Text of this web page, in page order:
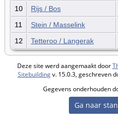
10
Rijs / Bos
11
Stein / Masselink
12
Tetteroo / Langerak
Deze site werd aangemaakt door
Sitebuildingv. 15.0.3, geschreven
Gegevens onderhouden
Ga naar